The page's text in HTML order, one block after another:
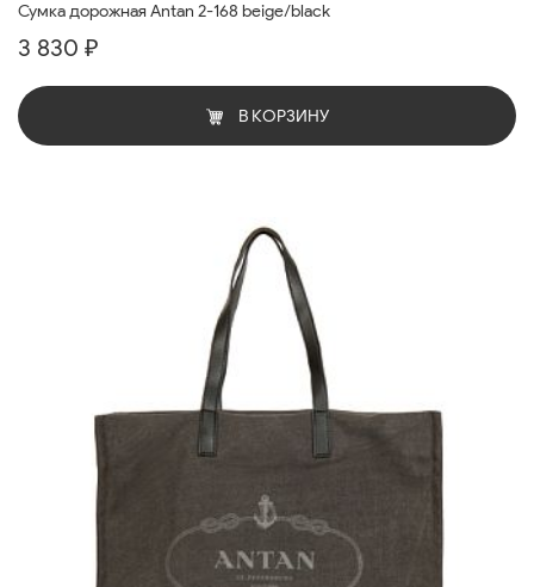
Сумка дорожная Antan 2-168 beige/black
3 830 ₽
В КОРЗИНУ